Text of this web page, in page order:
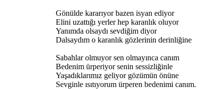
Gönülde kararıyor bazen isyan ediyor
Elini uzattığı yerler hep karanlık oluyor
Yanımda olsaydı sevdiğim diyor
Dalsaydım o karanlık gözlerinin derinliğine
Sabahlar olmuyor sen olmayınca canım
Bedenim ürperiyor senin sessizliğinle
Yaşadıklarımız geliyor gözümün önüne
Sevginle ısıtıyorum ürperen bedenimi canım.